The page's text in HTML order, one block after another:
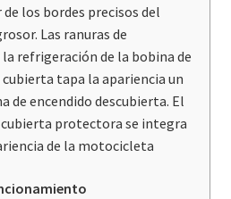
los bordes precisos del
Las ranuras de
refrigeración de la bobina de
cubierta tapa la apariencia un
de encendido descubierta. El
protectora se integra
de la motocicleta